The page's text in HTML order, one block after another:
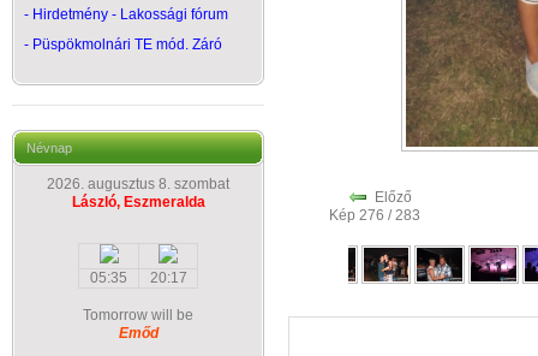
- Hirdetmény - Lakossági fórum
- Püspökmolnári TE mód. Záró
Névnap
2026. augusztus 8. szombat
László, Eszmeralda
05:35 20:17
Tomorrow will be
Emőd
Előző
Kép 276 / 283